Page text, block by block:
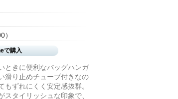
）
で購入
ときに便利なバッグハンガ
滑り止めチューブ付きなの
ずれにくく安定感抜群。
タイリッシュな印象で、